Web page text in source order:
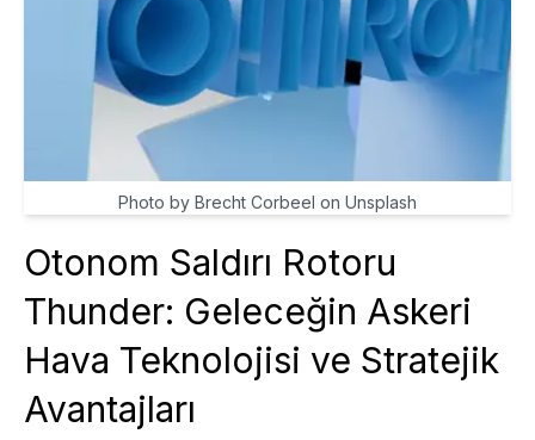
Photo by Brecht Corbeel on Unsplash
Otonom Saldırı Rotoru
Thunder: Geleceğin Askeri
Hava Teknolojisi ve Stratejik
Avantajları